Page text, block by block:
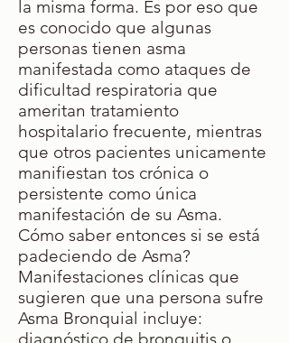
la misma forma. Es por eso que
es conocido que algunas
personas tienen asma
manifestada como ataques de
dificultad respiratoria que
ameritan tratamiento
hospitalario frecuente, mientras
que otros pacientes unicamente
manifiestan tos crónica o
persistente como única
manifestación de su Asma.
Cómo saber entonces si se está
padeciendo de Asma?
Manifestaciones clínicas que
sugieren que una persona sufre
Asma Bronquial incluye: